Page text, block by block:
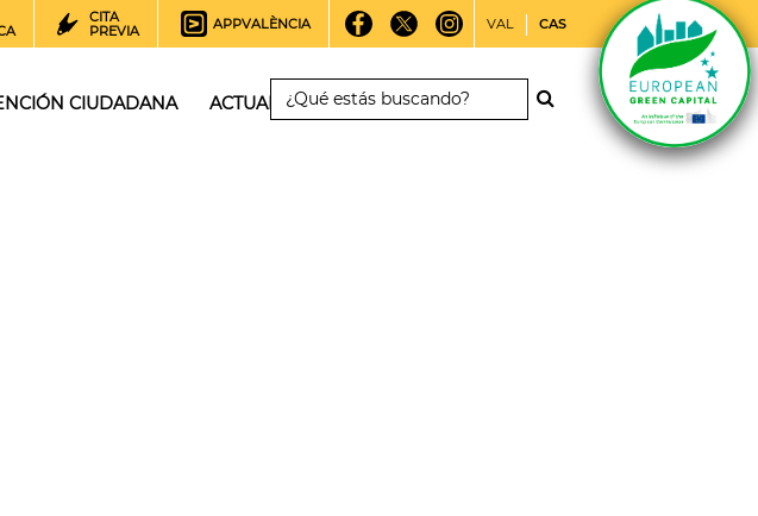
CITA
PREVIA
APPVALÈNCIA VAL CAS
CIUDADANA ACTUALIDAD